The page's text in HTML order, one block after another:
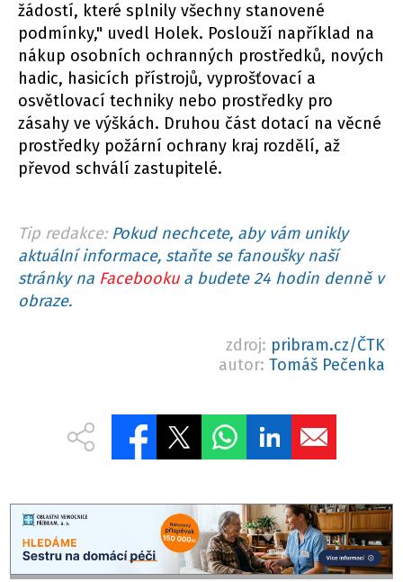
žádostí, které splnily všechny stanovené
podmínky," uvedl Holek. Poslouží například na
nákup osobních ochranných prostředků, nových
hadic, hasicích přístrojů, vyprošťovací a
osvětlovací techniky nebo prostředky pro
zásahy ve výškách. Druhou část dotací na věcné
prostředky požární ochrany kraj rozdělí, až
převod schválí zastupitelé.
Tip redakce: Pokud nechcete, aby vám unikly
aktuální informace, staňte se fanoušky naší
stránky na Facebookua budete 24 hodin denně v
obraze.
zdroj: pribram.cz/ČTK
autor: Tomáš Pečenka